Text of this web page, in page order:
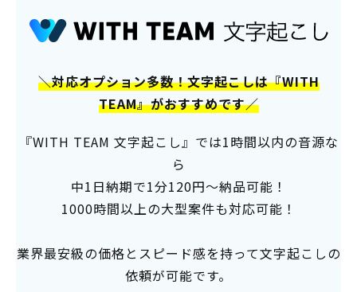
＼対応オプション多数！文字起こしは『WITH
TEAM』がおすすめです／
『WITH TEAM 文字起こし』では1時間以内の音源な
ら
中1日納期で1分120円～納品可能！
1000時間以上の大型案件も対応可能！
業界最安級の価格とスピード感を持って文字起こしの
依頼が可能です。